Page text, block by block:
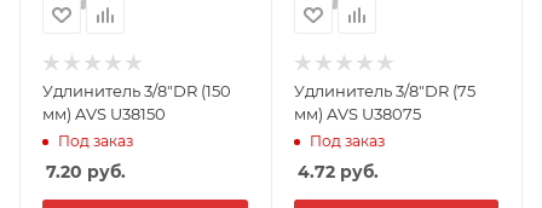
Удлинитель 3/8"DR (150
мм) AVS U38150
Под заказ
7.20 руб.
Удлинитель 3/8"DR (75
мм) AVS U38075
Под заказ
4.72руб.